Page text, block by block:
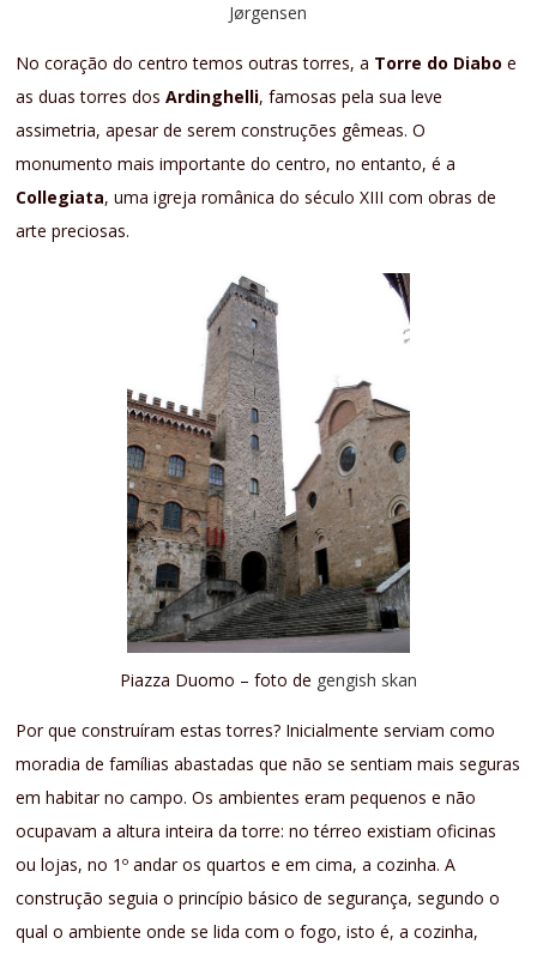
Jørgensen
No coração do centro temos outras torres, a Torre do Diabo e
as duas torres dosArdinghelli, famosas pela sua leve
assimetria, apesar de serem construções gêmeas. O
monumento mais importante do centro, no entanto, é a
Collegiata, uma igreja românica do século XIII com obras de
arte preciosas.
Piazza Duomo – foto de gengish skan
Por que construíram estas torres? Inicialmente serviam como
moradia de famílias abastadas que não se sentiam mais seguras
em habitar no campo. Os ambientes eram pequenos e não
ocupavam a altura inteira da torre: no térreo existiam oficinas
ou lojas, no 1º andar os quartos e em cima, a cozinha. A
construção seguia o princípio básico de segurança, segundo o
qual o ambiente onde se lida com o fogo, isto é, a cozinha,